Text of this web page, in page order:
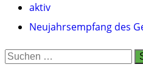
aktiv
Neujahrsempfang des
Suchen